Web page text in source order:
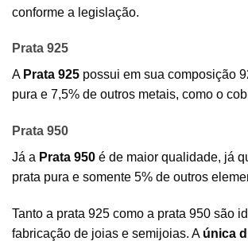
conforme a legislação.
Prata 925
A Prata 925 possui em sua composição
pura e 7,5% de outros metais, como o
Prata 950
Já a Prata 950 é de maior qualidade, já
prata pura e somente 5% de outros
Tanto a prata 925 como a prata 950 são
fabricação de joias e semijoias. A única